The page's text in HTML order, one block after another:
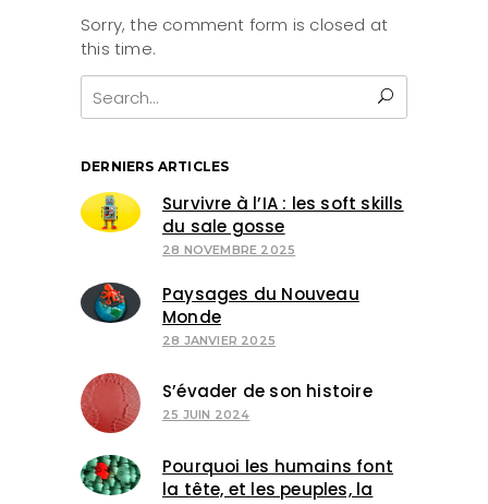
Sorry, the comment form is closed at
this time.
Search
for:
DERNIERS ARTICLES
Survivre à l’IA : les soft skills
du sale gosse
28 NOVEMBRE 2025
Paysages du Nouveau
Monde
28 JANVIER 2025
S’évader de son histoire
25 JUIN 2024
Pourquoi les humains font
la tête, et les peuples, la